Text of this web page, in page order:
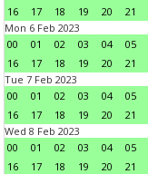
16
17 18 19 20 21
Mon 6 Feb 2023
00
01 02 03 04 05
16
17 18 19 20 21
Tue 7 Feb 2023
00
01 02 03 04 05
16
17 18 19 20 21
Wed 8 Feb 2023
00
01 02 03 04 05
16
17 18 19 20 21